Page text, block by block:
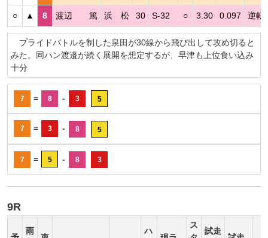
○ ▲ 8 渡辺 篤 浜 松 30 S-32 ○ 3.30 0.097 逆転
プライドバトルを制した泉田が30線から飛び出して攻め切ると
みた。同ハン渡邉が続く展開を想定するが、早津も上位食い込み
十分
7 = 8 - 3 5
7 = 3 - 8 5
7 = 5 - 8 3
9R
雨 ハ
ス
試走